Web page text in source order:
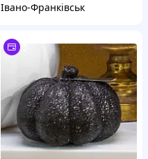
Івано-Франківськ